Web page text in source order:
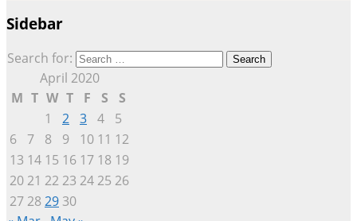
Sidebar
Search for:
April 2020
M T W T F S
S
1
2 3 4
5
6
7 8 9 10 11 12
13 14 15 16 17 18 19
20 21 22 23 24 25 26
27 2829 30